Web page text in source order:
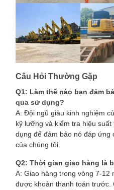
Câu Hỏi Thường Gặp
Q1: Làm thế nào bạn đảm
qua sử dụng?
A: Đội ngũ giàu kinh nghiệm
kỹ lưỡng và kiểm tra hiệu
dụng để đảm bảo nó đáp ứng
của chúng tôi.
Q2: Thời gian giao hàng là
A: Giao hàng trong vòng 7-12
được khoản thanh toán trước.